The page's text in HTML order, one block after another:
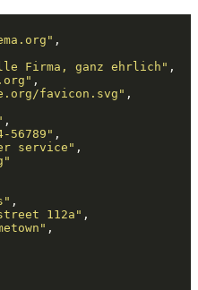
,
Firma, ganz ehrlich" ,
,
favicon.svg" ,
,
56789" ,
service" ,
,
112a" ,
,